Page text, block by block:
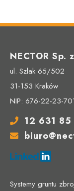
NECTOR Sp.
ul. Szlak 65/502
31-153 Kraków
NIP: 676-22-23-
12 631
Systemy gruntu